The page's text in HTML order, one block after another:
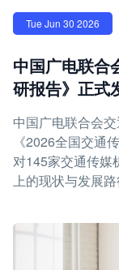
Tue Jun 30 2026
中国广电联合
研报告》正式
中国广电联合会
《2026全国交通
对145家交通传媒
上的现状与发展路